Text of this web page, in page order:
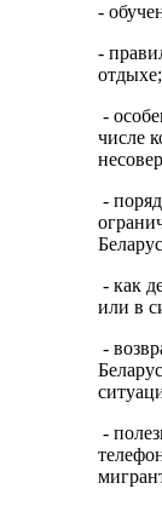
-
-
отдыхе;
-
числе
-
- как
или в
-
-